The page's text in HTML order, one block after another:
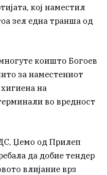
кој наместил
зел една транша од
коишто Богоев
за наместениот
на
во вредност
Џемо од Прилеп
да добие тендер
влијание врз